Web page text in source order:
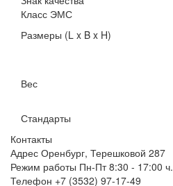
Класс ЭМС
Размеры (L x B x H)
Вес
Стандарты
Контакты
Адрес Оренбург, Терешковой 287
Режим работы Пн-Пт 8:30 - 17:00 ч.
Телефон +7 (3532) 97-17-49